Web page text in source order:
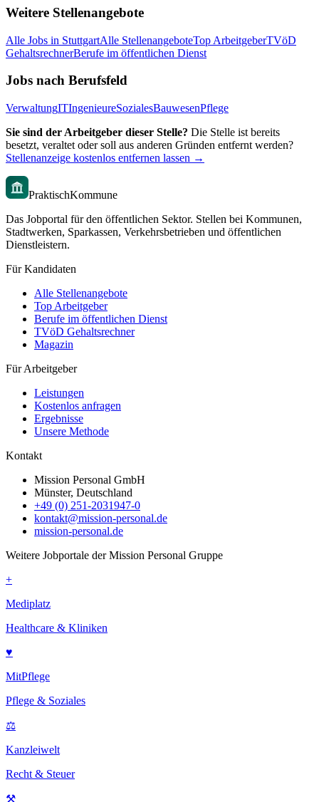
Weitere Stellenangebote
Alle Jobs in StuttgartAlle StellenangeboteTop ArbeitgeberTVöD
GehaltsrechnerBerufe im öffentlichen Dienst
Jobs nach Berufsfeld
VerwaltungITIngenieureSozialesBauwesenPflege
Sie sind der Arbeitgeber dieser Stelle? Die Stelle ist bereits
besetzt, veraltet oder soll aus anderen Gründen entfernt werden?
Stellenanzeige kostenlos entfernen lassen →
PraktischKommune
Das Jobportal für den öffentlichen Sektor. Stellen bei Kommunen,
Stadtwerken, Sparkassen, Verkehrsbetrieben und öffentlichen
Dienstleistern.
Für Kandidaten
Alle Stellenangebote
Top Arbeitgeber
Berufe im öffentlichen Dienst
TVöD Gehaltsrechner
Magazin
Für Arbeitgeber
Leistungen
Kostenlos anfragen
Ergebnisse
Unsere Methode
Kontakt
Mission Personal GmbH
Münster, Deutschland
+49 (0) 251-2031947-0
kontakt@mission-personal.de
mission-personal.de
Weitere Jobportale der Mission Personal Gruppe
+
Mediplatz
Healthcare & Kliniken
♥
MitPflege
Pflege & Soziales
⚖
Kanzleiwelt
Recht & Steuer
⚒